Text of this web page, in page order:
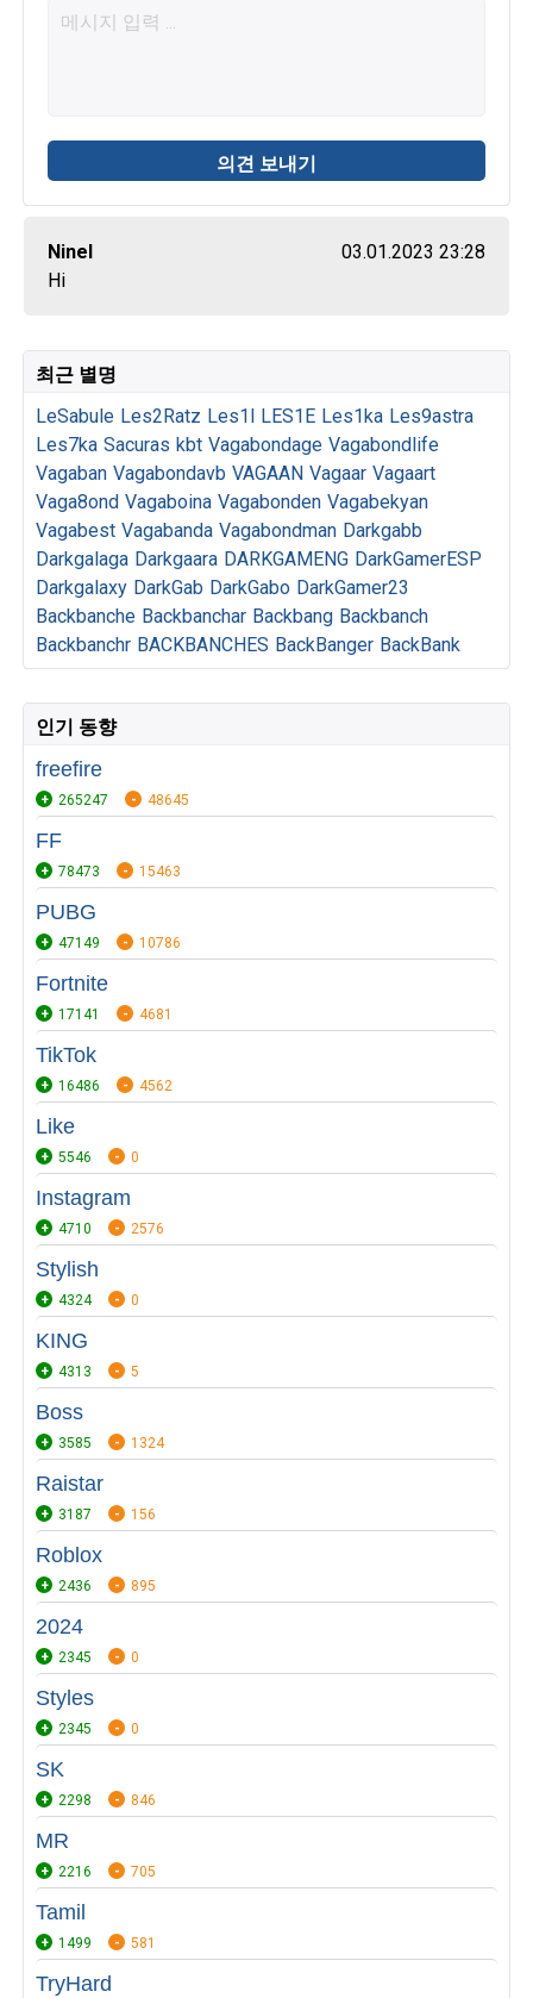
Ninel
03.01.2023 23:28
Hi
최근 별명
LeSabule Les2Ratz Les1l LES1E Les1ka Les9astra
Les7ka Sacuras kbt Vagabondage Vagabondlife
Vagaban Vagabondavb VAGAAN Vagaar Vagaart
Vaga8ond Vagaboina Vagabonden Vagabekyan
Vagabest Vagabanda Vagabondman Darkgabb
Darkgalaga Darkgaara DARKGAMENG DarkGamerESP
Darkgalaxy DarkGab DarkGabo DarkGamer23
Backbanche Backbanchar Backbang Backbanch
Backbanchr BACKBANCHES BackBanger BackBank
인기 동향
freefire
265247 48645
FF
78473 15463
PUBG
47149 10786
Fortnite
17141 4681
TikTok
16486 4562
Like
5546 0
Instagram
4710 2576
Stylish
4324 0
KING
4313 5
Boss
3585 1324
Raistar
3187 156
Roblox
2436 895
2024
2345 0
Styles
2345 0
SK
2298 846
MR
2216 705
Tamil
1499 581
TryHard